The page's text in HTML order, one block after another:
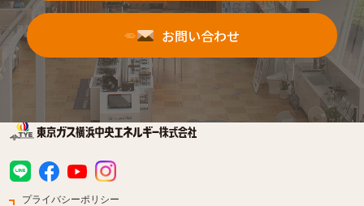
お問い合わせ
プライバシーポリシー